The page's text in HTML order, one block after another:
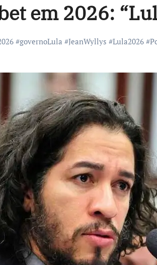
em 2026:
#governoLula #JeanWyllys #Lula2026 #